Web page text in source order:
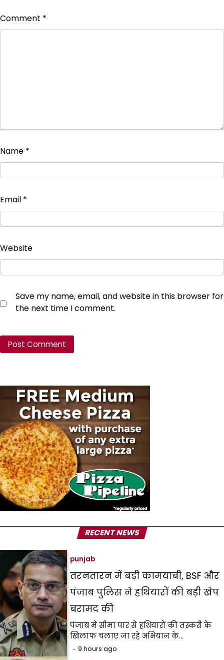
Comment *
Name *
Email *
Website
Save my name, email, and website in this browser for
the next time I comment.
RECENT NEWS
punjab
तरनतारन में बड़ी कामयाबी, BSF और
पंजाब पुलिस ने हथियारों की बड़ी खेप
बरामद की
पंजाब में सीमा पार से हथियारों की तस्करी के
खिलाफ चलाए जा रहे अभियान के…
9 hours ago